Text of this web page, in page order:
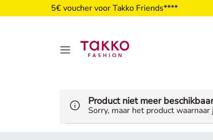
5€ voucher voor Takko Friends****
Product niet meer beschikbaar
Sorry, maar het product